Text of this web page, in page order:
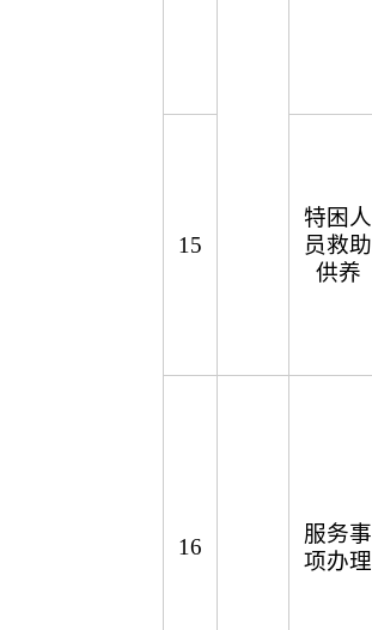
15
特困人
员救助
供养
16
服务事
项办理